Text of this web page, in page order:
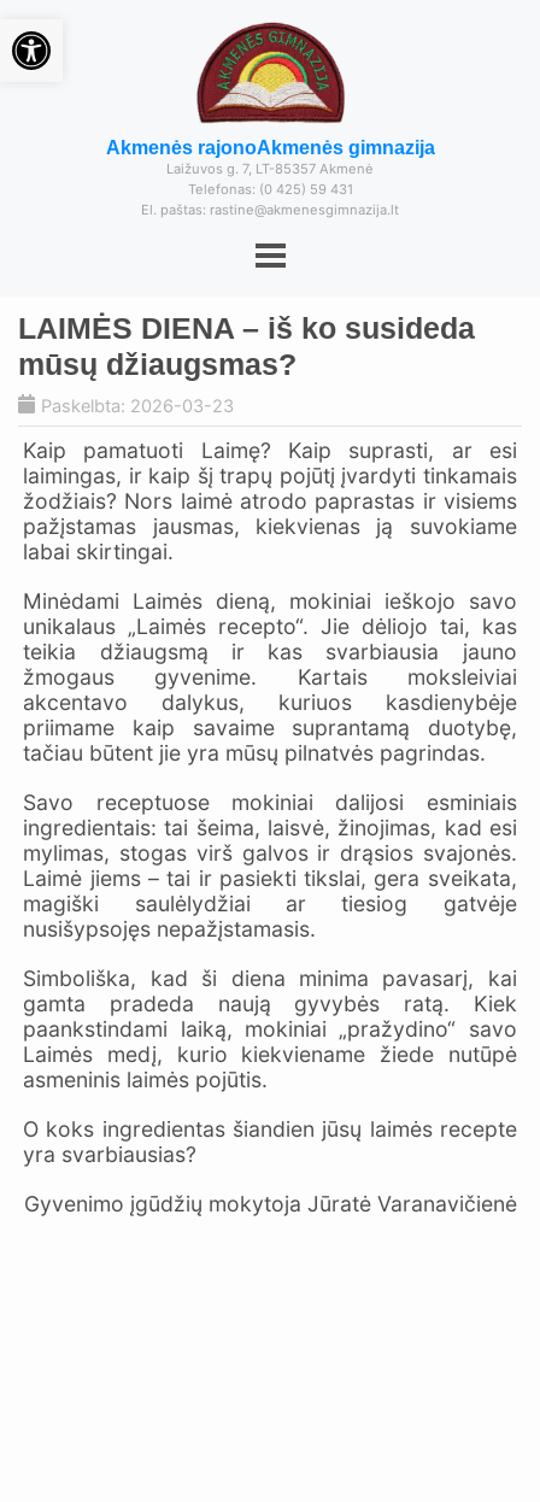
Akmenės rajonoAkmenės gimnazija
Laižuvos g. 7, LT-85357 Akmenė
Telefonas: (0 425) 59 431
El. paštas: rastine@akmenesgimnazija.lt
LAIMĖS DIENA – iš ko susideda
mūsų džiaugsmas?
Paskelbta: 2026-03-23
Kaip pamatuoti Laimę? Kaip suprasti, ar esi
laimingas, ir kaip šį trapų pojūtį įvardyti tinkamais
žodžiais? Nors laimė atrodo paprastas ir visiems
pažįstamas jausmas, kiekvienas ją suvokiame
labai skirtingai.
Minėdami Laimės dieną, mokiniai ieškojo savo
unikalaus „Laimės recepto“. Jie dėliojo tai, kas
teikia džiaugsmą ir kas svarbiausia jauno
žmogaus gyvenime. Kartais moksleiviai
akcentavo dalykus, kuriuos kasdienybėje
priimame kaip savaime suprantamą duotybę,
tačiau būtent jie yra mūsų pilnatvės pagrindas.
Savo receptuose mokiniai dalijosi esminiais
ingredientais: tai šeima, laisvė, žinojimas, kad esi
mylimas, stogas virš galvos ir drąsios svajonės.
Laimė jiems – tai ir pasiekti tikslai, gera sveikata,
magiški saulėlydžiai ar tiesiog gatvėje
nusišypsojęs nepažįstamasis.
Simboliška, kad ši diena minima pavasarį, kai
gamta pradeda naują gyvybės ratą. Kiek
paankstindami laiką, mokiniai „pražydino“ savo
Laimės medį, kurio kiekviename žiede nutūpė
asmeninis laimės pojūtis.
O koks ingredientas šiandien jūsų laimės recepte
yra svarbiausias?
Gyvenimo įgūdžių mokytoja Jūratė Varanavičienė
Open toolbar